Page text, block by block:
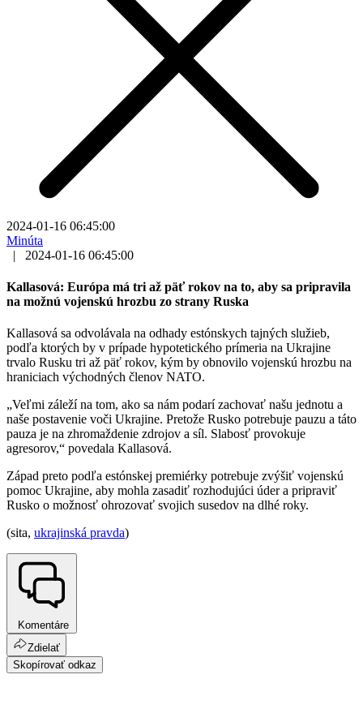
2024-01-16 06:45:00
Minúta
|
2024-01-16 06:45:00
Kallasová: Európa má tri až päť rokov na to, aby sa pripravila
na možnú vojenskú hrozbu zo strany Ruska
Kallasová sa odvolávala na odhady estónskych tajných služieb,
podľa ktorých by v prípade hypotetického prímeria na Ukrajine
trvalo Rusku tri až päť rokov, kým by obnovilo vojenskú hrozbu na
hraniciach východných členov NATO.
„Veľmi záleží na tom, ako sa nám podarí zachovať našu jednotu a
naše postavenie voči Ukrajine. Pretože Rusko potrebuje pauzu a táto
pauza je na zhromaždenie zdrojov a síl. Slabosť provokuje
agresorov,“ povedala Kallasová.
Západ preto podľa estónskej premiérky potrebuje zvýšiť vojenskú
pomoc Ukrajine, aby mohla zasadiť rozhodujúci úder a pripraviť
Rusko o možnosť ohrozovať svojich susedov na dlhé roky.
(sita, ukrajinská pravda)
Komentáre
Zdielať
Skopírovať odkaz